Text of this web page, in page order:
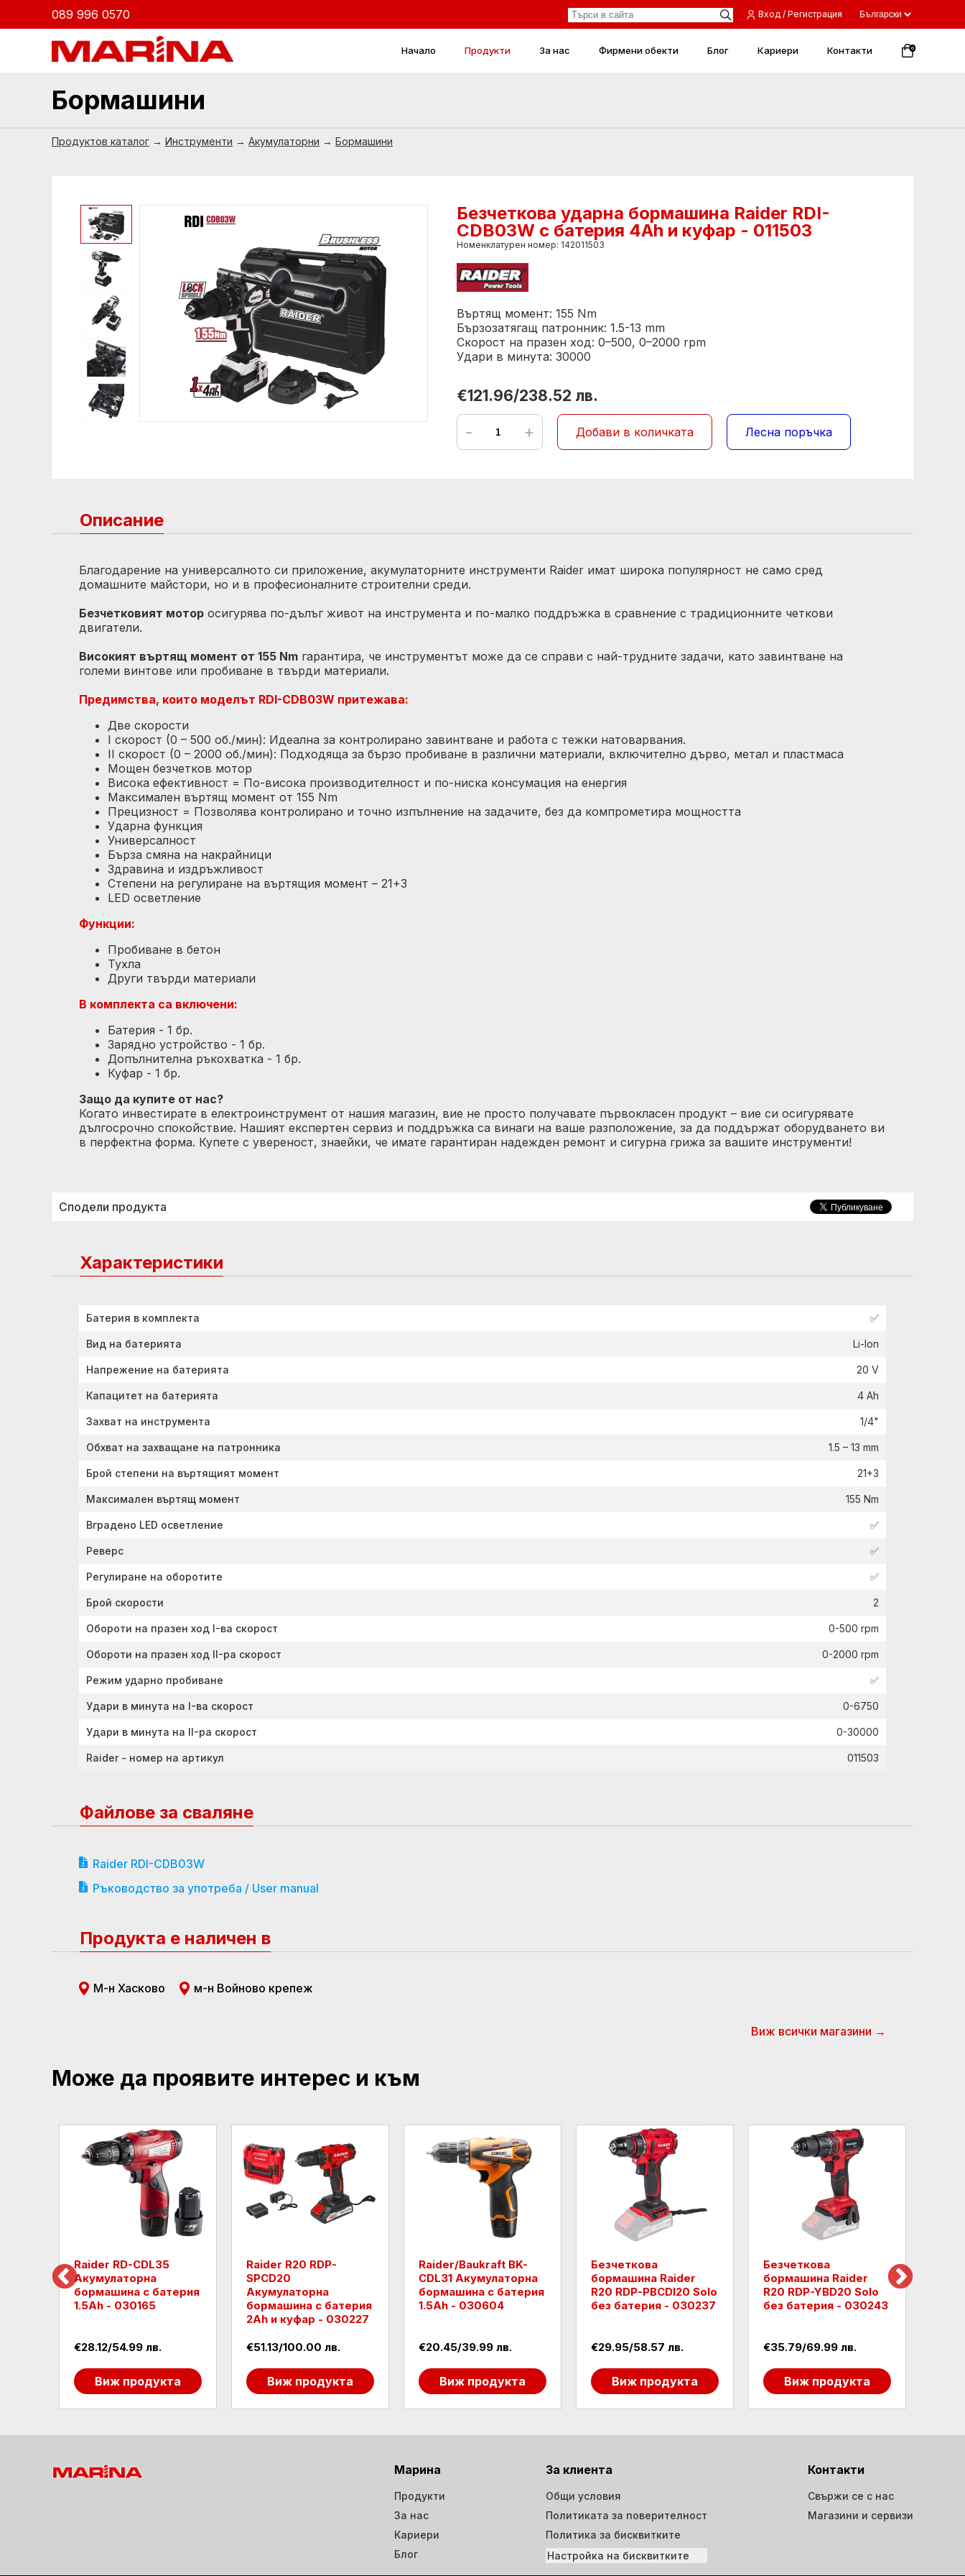
089 996 0570 Вход / Регистрация
0
Начало Продукти За нас Фирмени обекти Блог Кариери Контакти
Бормашини
Продуктов каталог → Инструменти → Акумулаторни → Бормашини
Безчеткова ударна бормашина Raider RDI-
CDB03W с батерия 4Ah и куфар - 011503
Номенклатурен номер: 142011503
Въртящ момент: 155 Nm
Бързозатягащ патронник: 1.5-13 mm
Скорост на празен ход: 0–500, 0–2000 rpm
Удари в минута: 30000
€121.96/238.52 лв.
- + Добави в количката Лесна поръчка
Описание
Благодарение на универсалното си приложение, акумулаторните инструменти Raider имат широка популярност не само сред
домашните майстори, но и в професионалните строителни среди.
Безчетковият мотор осигурява по-дълъг живот на инструмента и по-малко поддръжка в сравнение с традиционните четкови
двигатели.
Високият въртящ момент от 155 Nm гарантира, че инструментът може да се справи с най-трудните задачи, като завинтване на
големи винтове или пробиване в твърди материали.
Предимства, които моделът RDI-CDB03W притежава:
Две скорости
I скорост (0 – 500 об./мин): Идеална за контролирано завинтване и работа с тежки натоварвания.
II скорост (0 – 2000 об./мин): Подходяща за бързо пробиване в различни материали, включително дърво, метал и пластмаса
Мощен безчетков мотор
Висока ефективност = По-висока производителност и по-ниска консумация на енергия
Максимален въртящ момент от 155 Nm
Прецизност = Позволява контролирано и точно изпълнение на задачите, без да компрометира мощността
Ударна функция
Универсалност
Бърза смяна на накрайници
Здравина и издръжливост
Степени на регулиране на въртящия момент – 21+3
LED осветление
Функции:
Пробиване в бетон
Тухла
Други твърди материали
В комплекта са включени:
Батерия - 1 бр.
Зарядно устройство - 1 бр.
Допълнителна ръкохватка - 1 бр.
Куфар - 1 бр.
Защо да купите от нас?
Когато инвестирате в електроинструмент от нашия магазин, вие не просто получавате първокласен продукт – вие си осигурявате
дългосрочно спокойствие. Нашият експертен сервиз и поддръжка са винаги на ваше разположение, за да поддържат оборудването ви
в перфектна форма. Купете с увереност, знаейки, че имате гарантиран надежден ремонт и сигурна грижа за вашите инструменти!
Сподели продукта
Характеристики
Батерия в комплекта ✅
Вид на батерията Li-Ion
Напрежение на батерията 20 V
Капацитет на батерията 4 Ah
Захват на инструмента 1/4"
Обхват на захващане на патронника 1.5 – 13 mm
Брой степени на въртящият момент 21+3
Максимален въртящ момент 155 Nm
Вградено LED осветление ✅
Реверс ✅
Регулиране на оборотите ✅
Брой скорости 2
Обороти на празен ход I-ва скорост 0-500 rpm
Обороти на празен ход II-ра скорост 0-2000 rpm
Режим ударно пробиване ✅
Удари в минута на I-ва скорост 0-6750
Удари в минута на II-ра скорост 0-30000
Raider - номер на артикул 011503
Файлове за сваляне
Raider RDI-CDB03W
Ръководство за употреба / User manual
Продукта е наличен в
М-н Хасково м-н Войново крепеж
Виж всички магазини →
Може да проявите интерес и към
Raider RD-CDL35
Акумулаторна
бормашина с батерия
1.5Ah - 030165
€28.12/54.99 лв.
Виж продукта
Raider R20 RDP-
SPCD20
Акумулаторна
бормашина с батерия
2Ah и куфар - 030227
€51.13/100.00 лв.
Виж продукта
Raider/Baukraft BK-
CDL31 Акумулаторна
бормашина с батерия
1.5Ah - 030604
€20.45/39.99 лв.
Виж продукта
Безчеткова
бормашина Raider
R20 RDP-PBCDI20 Solo
без батерия - 030237
€29.95/58.57 лв.
Виж продукта
Безчеткова
бормашина Raider
R20 RDP-YBD20 Solo
без батерия - 030243
€35.79/69.99 лв.
Виж продукта
Контакти
Свържи се с нас
Магазини и сервизи
За клиента
Общи условия
Политиката за поверителност
Политика за бисквитките
Настройка на бисквитките
Марина
Продукти
За нас
Кариери
Блог